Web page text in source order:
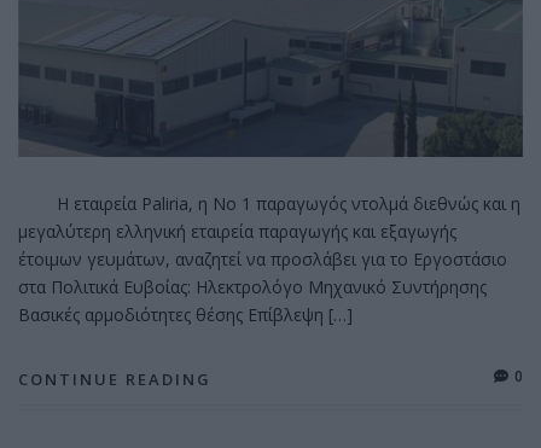
Η εταιρεία Paliria, η Νο 1 παραγωγός ντολμά διεθνώς και η
μεγαλύτερη ελληνική εταιρεία παραγωγής και εξαγωγής
έτοιμων γευμάτων, αναζητεί να προσλάβει για το Εργοστάσιο
στα Πολιτικά Ευβοίας: Ηλεκτρολόγο Μηχανικό Συντήρησης
Βασικές αρμοδιότητες θέσης Επίβλεψη […]
CONTINUE READING 0